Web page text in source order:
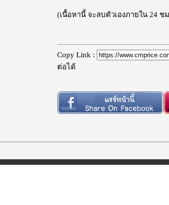
(เนื้อหานี้ จะลบตัวเองภายใน 24
Copy Link :
ต่อได้